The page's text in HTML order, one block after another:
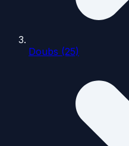
Doubs (25)